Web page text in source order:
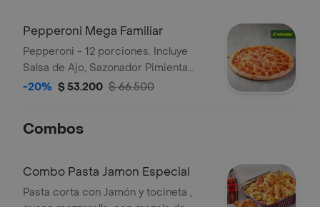
Pepperoni Mega Familiar
Pepperoni - 12 porciones. Incluye
Salsa de Ajo, Sazonador Pimienta
Roja y Pepperoncini.
-20% $ 53.200 $ 66.500
Combos
Combo Pasta Jamon Especial
Pasta corta con Jamón y tocineta ,